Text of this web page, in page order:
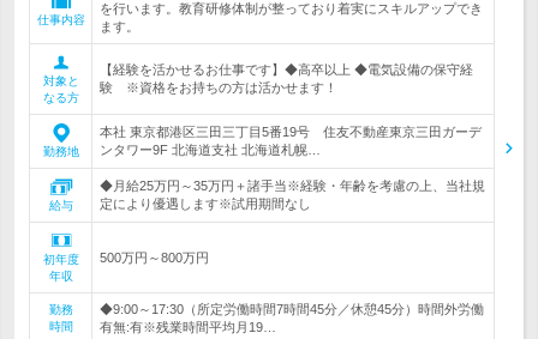
仕事内容
を行います。教育研修体制が整っており着実にスキルアップでき
ます。
対象と
なる方
【経験を活かせるお仕事です】◆高卒以上 ◆電気設備の保守経
験 ※資格をお持ちの方は活かせます！
勤務地
本社 東京都港区三田三丁目5番19号 住友不動産東京三田ガーデ
ンタワー9F 北海道支社 北海道札幌…
給与
◆月給25万円～35万円＋諸手当※経験・年齢を考慮の上、当社規
定により優遇します※試用期間なし
初年度
年収
500万円～800万円
勤務
時間
◆9:00～17:30（所定労働時間7時間45分／休憩45分）時間外労働
有無:有※残業時間平均月19…